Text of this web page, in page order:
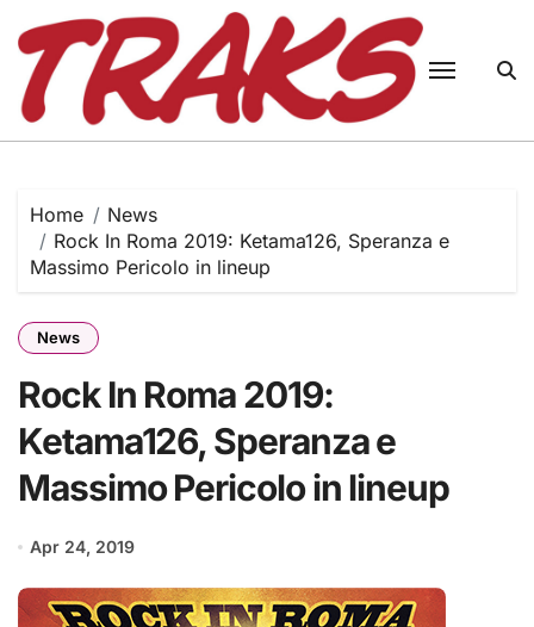
content
Home
News
Rock In Roma 2019: Ketama126, Speranza e
Massimo Pericolo in lineup
News
Rock In Roma 2019:
Ketama126, Speranza e
Massimo Pericolo in lineup
Apr 24, 2019